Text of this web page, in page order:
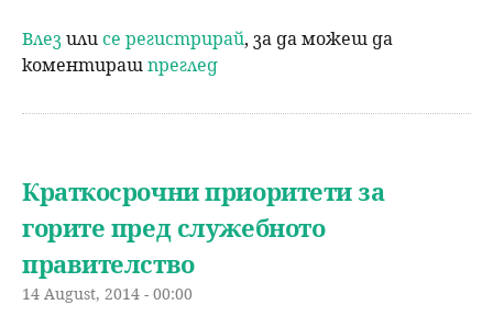
Влезили се регистрирай, за да можеш да
коментирашпреглед
Краткосрочни приоритети за
горите пред служебното
правителство
14 August, 2014 - 00:00